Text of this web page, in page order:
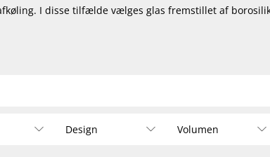
I disse tilfælde vælges glas fremstillet af
Design Volumen